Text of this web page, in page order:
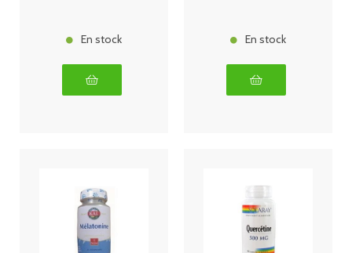
En stock En stock